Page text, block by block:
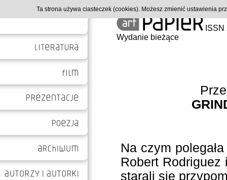
Wydanie bieżące
Na czym
Robert Rodriguez
starali się
Ta strona używa ciasteczek (cookies). Możesz zmienić ustawienia